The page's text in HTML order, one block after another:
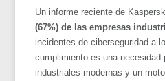
Un informe reciente de
(67%) de las empresas
incidentes de ciberseguridad a
cumplimiento es una necesidad
industriales modernas y un